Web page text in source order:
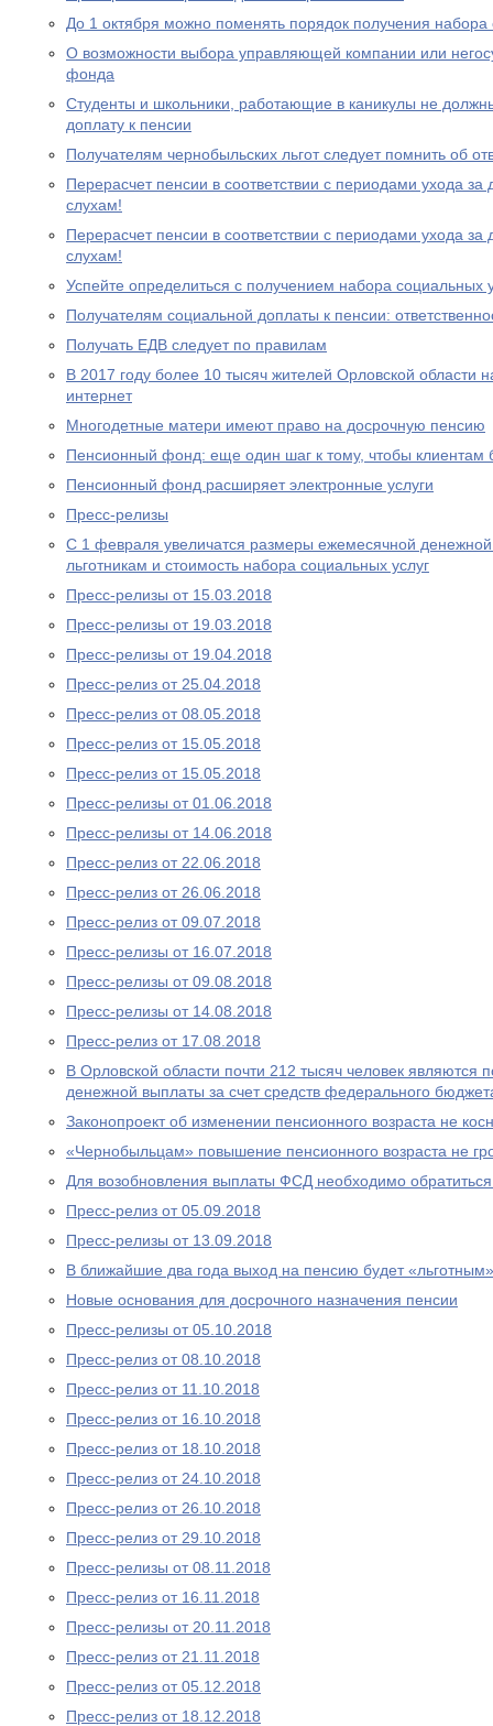
До 1 октября можно поменять порядок получения набора
О возможности выбора управляющей компании или
фонда
Студенты и школьники, работающие в каникулы не
доплату к пенсии
Получателям чернобыльских льгот следует помнить об
Перерасчет пенсии в соответствии с периодами ухода за
слухам!
Перерасчет пенсии в соответствии с периодами ухода за
слухам!
Успейте определиться с получением набора социальных
Получателям социальной доплаты к пенсии:
Получать ЕДВ следует по правилам
В 2017 году более 10 тысяч жителей Орловской области
интернет
Многодетные матери имеют право на досрочную пенсию
Пенсионный фонд: еще один шаг к тому, чтобы клиентам
Пенсионный фонд расширяет электронные услуги
Пресс-релизы
С 1 февраля увеличатся размеры ежемесячной
льготникам и стоимость набора социальных услуг
Пресс-релизы от 15.03.2018
Пресс-релизы от 19.03.2018
Пресс-релизы от 19.04.2018
Пресс-релиз от 25.04.2018
Пресс-релиз от 08.05.2018
Пресс-релиз от 15.05.2018
Пресс-релиз от 15.05.2018
Пресс-релизы от 01.06.2018
Пресс-релизы от 14.06.2018
Пресс-релиз от 22.06.2018
Пресс-релиз от 26.06.2018
Пресс-релиз от 09.07.2018
Пресс-релизы от 16.07.2018
Пресс-релизы от 09.08.2018
Пресс-релизы от 14.08.2018
Пресс-релиз от 17.08.2018
В Орловской области почти 212 тысяч человек являются
денежной выплаты за счет средств федерального
Законопроект об изменении пенсионного возраста не
«Чернобыльцам» повышение пенсионного возраста не
Для возобновления выплаты ФСД необходимо
Пресс-релиз от 05.09.2018
Пресс-релизы от 13.09.2018
В ближайшие два года выход на пенсию будет «льготным»
Новые основания для досрочного назначения пенсии
Пресс-релизы от 05.10.2018
Пресс-релиз от 08.10.2018
Пресс-релиз от 11.10.2018
Пресс-релиз от 16.10.2018
Пресс-релиз от 18.10.2018
Пресс-релиз от 24.10.2018
Пресс-релиз от 26.10.2018
Пресс-релиз от 29.10.2018
Пресс-релизы от 08.11.2018
Пресс-релиз от 16.11.2018
Пресс-релизы от 20.11.2018
Пресс-релиз от 21.11.2018
Пресс-релиз от 05.12.2018
Пресс-релиз от 18.12.2018